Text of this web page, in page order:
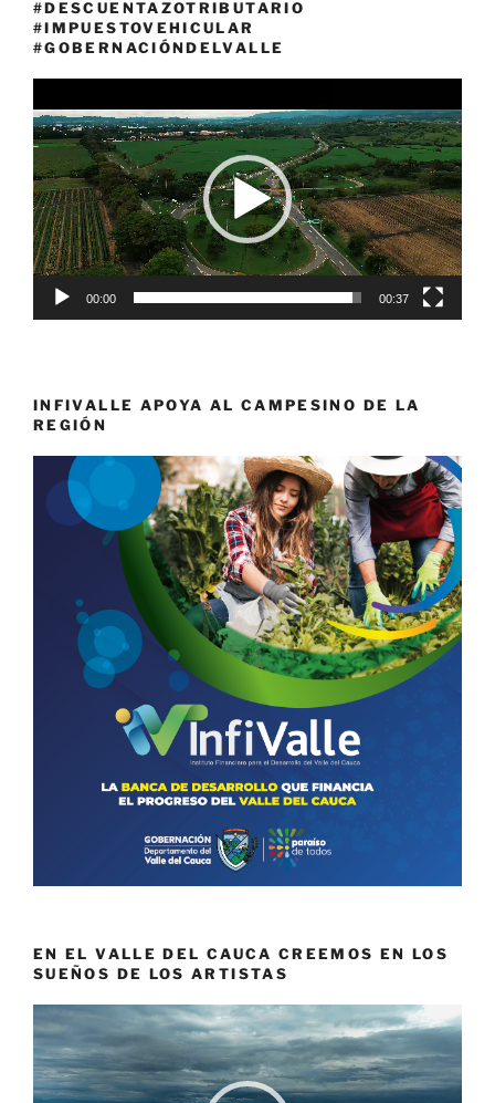
#DESCUENTAZOTRIBUTARIO
#IMPUESTOVEHICULAR
#GOBERNACIÓNDELVALLE
de
vídeo
00:00 00:37
INFIVALLE APOYA AL CAMPESINO DE LA
REGIÓN
EN EL VALLE DEL CAUCA CREEMOS EN LOS
SUEÑOS DE LOS ARTISTAS
Reproductor
de
vídeo